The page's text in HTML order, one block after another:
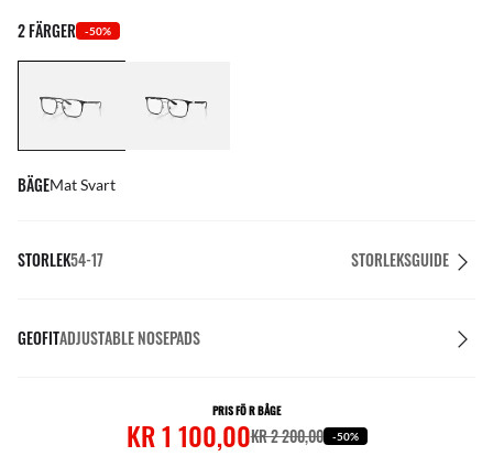
2 FÄRGER -50%
BÄGEMat Svart
STORLEK54-17 STORLEKSGUIDE
GEOFITADJUSTABLE NOSEPADS
PRIS FÖ R BÅGE
KR 1 100,00KR 2 200,00 -50%